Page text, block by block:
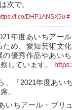
次で。
t.co/DHP1ANSX5u #
年度あいちアー
め、愛知芸術文
の優秀作品やあい
しています。
「2021年度あい
。
いちアール・ブリ